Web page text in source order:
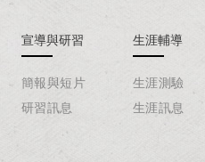
宣導與研習
簡報與短片
研習訊息
生涯輔導
生涯測驗
生涯訊息